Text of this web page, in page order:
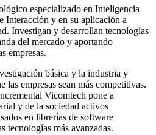
especializado en Inteligencia
y en su aplicación a
Investigan y desarrollan tecnologías
del mercado y aportando
empresas.
básica y la industria y
las empresas sean más competitivas.
Vicomtech pone a
y de la sociedad activos
en librerías de software
tecnologías más avanzadas.